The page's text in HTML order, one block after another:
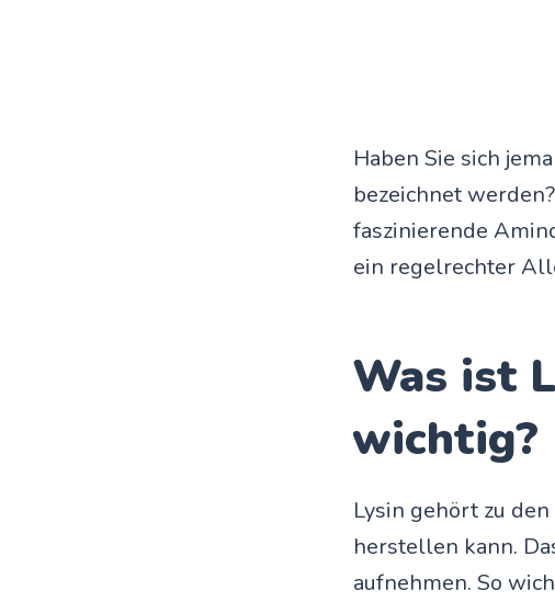
Haben Sie sich
bezeichnet
faszinierende
ein regelrechter
Was ist
wichtig?
Lysin gehört zu
herstellen kann.
aufnehmen. So